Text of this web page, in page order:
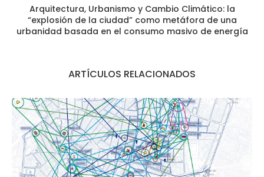
Arquitectura, Urbanismo y Cambio Climático: la
“explosión de la ciudad” como metáfora de una
urbanidad basada en el consumo masivo de energía
ARTÍCULOS RELACIONADOS